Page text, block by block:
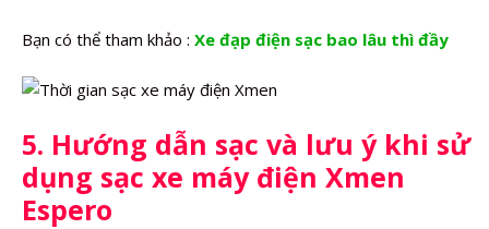
Bạn có thể tham khảo : Xe đạp điện sạc bao lâu thì đầy
5. Hướng dẫn sạc và lưu ý khi sử
dụng sạc xe máy điện Xmen
Espero